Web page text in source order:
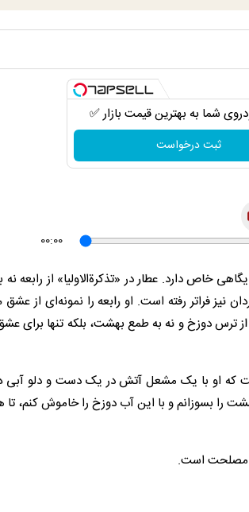
شما به بهترین قیمت بازار ✅
ثبت درخواست
00:00
خاص دارد. عطار در «تذکرة‌الاولیا» از رابعه نه
فراتر رفته است. او رابعه را نمونه‌ای از
ترس دوزخ و نه به طمع بهشت، بلکه تنها برای
است که او با یک مشعل آتش در یک دست و دلو
را بسوزانم و با این آب دوزخ را خاموش کنم،
و مصلحت است.